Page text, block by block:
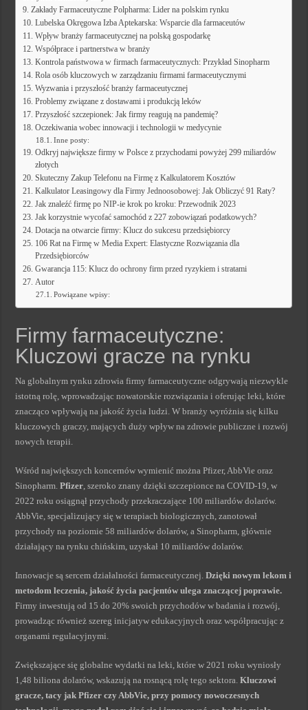
Zakłady Farmaceutyczne Polpharma: Lider na polskim rynku
Lubelska Okręgowa Izba Aptekarska: Wsparcie dla farmaceutów
Wpływ branży farmaceutycznej na polską gospodarkę
Współprace i partnerstwa w branży
Kontrola państwowa w firmach farmaceutycznych: Przykład Sinopharm
Rola osób kluczowych w zarządzaniu firmami farmaceutycznymi
Wyzwania i przyszłość branży farmaceutycznej
Problemy związane z dostawami i produkcją leków
Przyszłość szczepionek: Jak firmy reagują na pandemię?
Oczekiwania wobec innowacji i technologii w medycynie
Inne posty:
Odkryj największe firmy w Polsce z przychodami powyżej 299 miliardów
złotych
Skuteczny Zakup Telefonu na Firmę z Kalkulatorem Kosztów
Kalkulator Leasingowy dla Firmy Jednoosobowej: Jak Obliczyć 91 Raty?
Jak znaleźć firmę po NIP-ie krok po kroku: Przewodnik 2023
Jak korzystnie wycofać samochód z 227 zobowiązań podatkowych?
Dotacja na otwarcie firmy: Klucz do sukcesu przedsiębiorcy
106 Rat na Firmę w Media Expert: Elastyczne Rozwiązania dla
Przedsiębiorców
Gwarancja 115: Klucz do ochrony firm przed ryzykiem i stratami
Autor
Powiązane wpisy:
Firmy farmaceutyczne:
Kluczowi gracze na rynku
Na globalnym rynku zdrowia firmy farmaceutyczne odgrywają niezwykle
istotną rolę, wprowadzając nowatorskie rozwiązania i oferując leki, które
znacząco wpływają na jakość życia ludzi. W branży wyróżnia się kilku
kluczowych graczy, mających duży wpływ na zdrowie publiczne i rozwój
nowych terapii.
Wśród największych koncernów wymienić można Pfizer, AbbVie oraz
Sinopharm.Pfizer, szeroko znany dzięki szczepionce na COVID-19, w
2022 roku osiągnął przychody przekraczające 100 miliardów dolarów.
AbbVie, specjalizujący się w terapiach biologicznych, zanotował
przychody na poziomie 58 miliardów dolarów, a Sinopharm, głównie
działający na rynku chińskim, uzyskał 10 miliardów dolarów.
Innowacje są sercem działalności farmaceutycznej.Dzięki nowym lekom i
metodom leczenia, jakość życia pacjentów ulega znaczącej poprawie.
Firmy inwestują od 15 do 20% swoich przychodów w badania i rozwój,
prowadząc również szereg inicjatyw edukacyjnych oraz współpracując z
organami regulacyjnymi.
Zwiększające się globalne wydatki na leki, które w 2021 roku wyniosły
1,48 biliona dolarów, wskazują na rosnącą rolę tego sektora.Kluczowi
gracze, tacy jak Pfizer czy AbbVie, przy pomocy nowoczesnych